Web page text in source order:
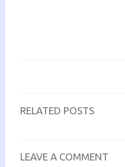
RELATED POSTS
LEAVE A COMMENT